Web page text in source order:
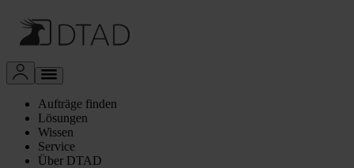
Aufträge finden
Lösungen
Wissen
Service
Über DTAD